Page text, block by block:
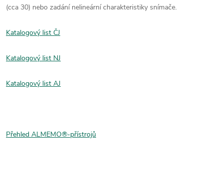
(cca 30) nebo zadání nelineární charakteristiky snímače.
Katalogový list ČJ
Katalogový list NJ
Katalogový list AJ
Přehled ALMEMO®-přístrojů